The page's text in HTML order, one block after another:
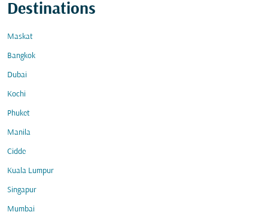
Destinations
Maskat
Bangkok
Dubai
Kochi
Phuket
Manila
Cidde
Kuala Lumpur
Singapur
Mumbai